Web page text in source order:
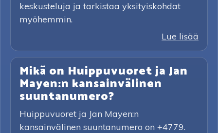
keskusteluja ja tarkistaa yksityiskohdat
myöhemmin.
Lue lisää
Mikä on Huippuvuoret ja Jan
Mayen:n kansainvälinen
suuntanumero?
Huippuvuoret ja Jan Mayen:n
kansainvälinen suuntanumero on +4779.